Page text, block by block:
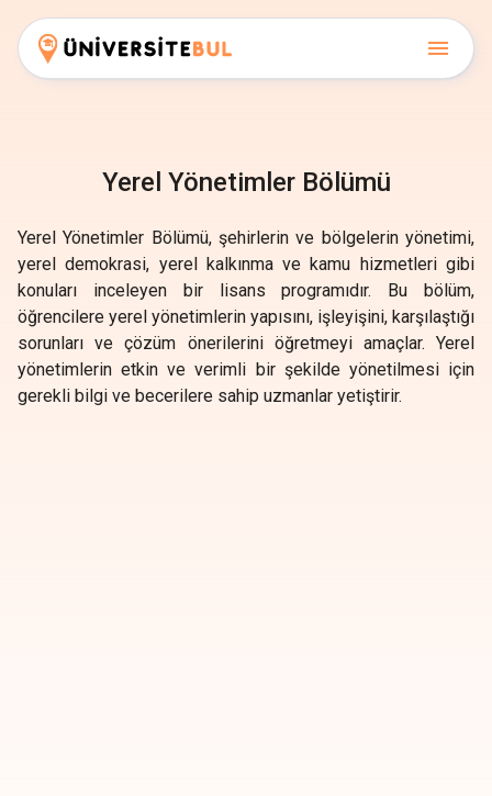
Yerel Yönetimler Bölümü
Yerel Yönetimler Bölümü, şehirlerin ve bölgelerin yönetimi,
yerel demokrasi, yerel kalkınma ve kamu hizmetleri gibi
konuları inceleyen bir lisans programıdır. Bu bölüm,
öğrencilere yerel yönetimlerin yapısını, işleyişini, karşılaştığı
sorunları ve çözüm önerilerini öğretmeyi amaçlar. Yerel
yönetimlerin etkin ve verimli bir şekilde yönetilmesi için
gerekli bilgi ve becerilere sahip uzmanlar yetiştirir.